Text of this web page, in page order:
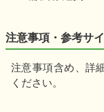
注意事項・参考サ
注意事項含め、詳
ください。